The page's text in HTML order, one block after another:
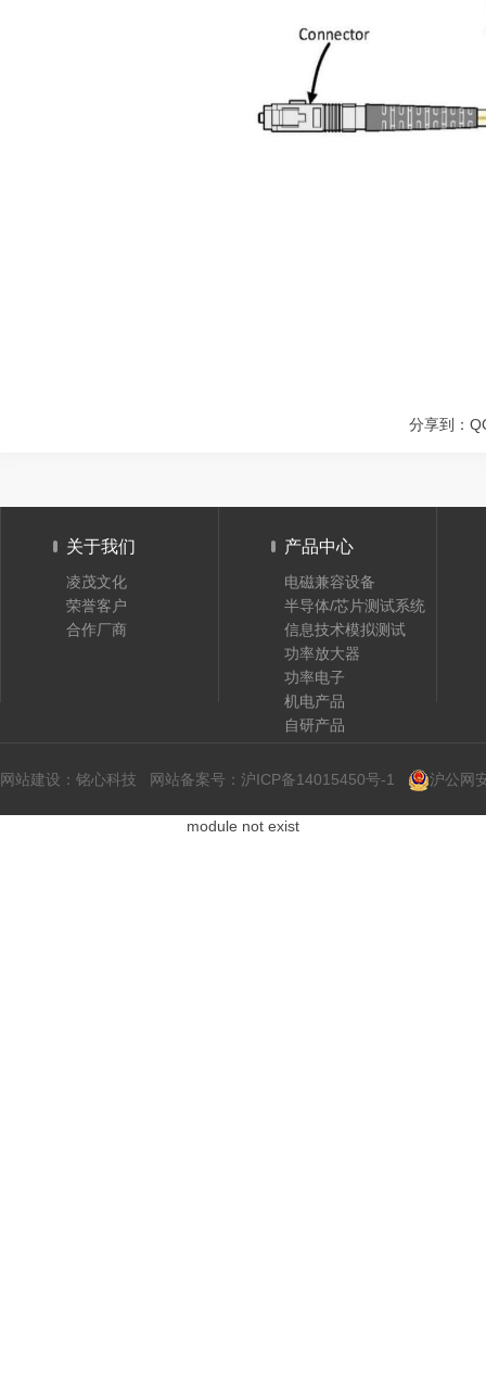
分享到：
关于我们
凌茂文化
荣誉客户
合作厂商
产品中心
电磁兼容设备
半导体/芯片测试系统
信息技术模拟测试
功率放大器
功率电子
机电产品
自研产品
网站建设 ： 铭心科技 网站备案号： 沪ICP备14015450号-1 沪公网
module not exist